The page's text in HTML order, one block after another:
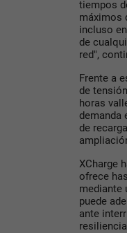
tiempos
máximos
incluso
de
red",
Frente a
de
horas
demanda
de
XCharge
ofrece
mediante
puede
ante